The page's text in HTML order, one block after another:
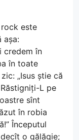
este
așa:
credem în
în toate
„Isus știe că
L pe
sînt
în robia
Începutul
o gălăgie;